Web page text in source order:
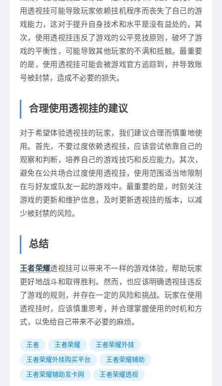
用透视挂可能导致玩家依赖挂机程序而丧失了自己的游
戏能力，这对于提升自身技术和水平是没有益处的。其
次，使用透视挂违反了游戏的公平竞技原则，破坏了游
戏的平衡性，可能导致其他玩家的不满和抵触。最重要
的是，使用透视挂可能会被游戏官方追踪到，并导致账
号被封禁，造成不必要的损失。
合理使用透视挂的建议
对于希望体验透视挂的玩家，我们建议合理而慎重地使
用。首先，不要过度依赖透视挂，应该尝试依靠自己的
观察和判断，培养自己的游戏技巧和反应能力。其次，
避免在公共场合过度使用透视挂，使用范围适当地限制
在与好友或队友一起的游戏中。最重要的是，时刻关注
游戏的更新和维护信息，及时更新透视挂的版本，以减
少被封禁的风险。
总结
王者荣耀透视挂可以带来不一样的游戏体验，帮助玩家
更好地战斗和取得胜利。然而，也应该明确透视挂违反
了游戏的规则，并存在一定的风险和挑战。玩家在使用
透视挂时，应该慎重思考，并合理掌握使用的时机和方
式，以免给自己带来不必要的麻烦。
王者 王者荣耀 王者荣耀外挂
王者荣耀外挂购买平台 王者荣耀辅助
王者荣耀辅助发卡网 王者荣耀透视